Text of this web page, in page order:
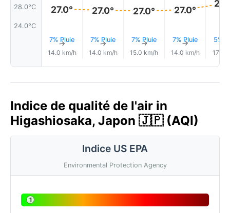
28.0°C
24.0°C
27.0°
7% Pluie
↑
14.0 km/h
27.0°
7% Pluie
↑
14.0 km/h
27.0°
7% Pluie
↑
15.0 km/h
27.0°
7% Pluie
↑
14.0 km/h
5%
17.0
Indice de qualité de l'air in
Higashiosaka, Japon 🇯🇵 (AQI)
Indice US EPA
Environmental Protection Agency
1